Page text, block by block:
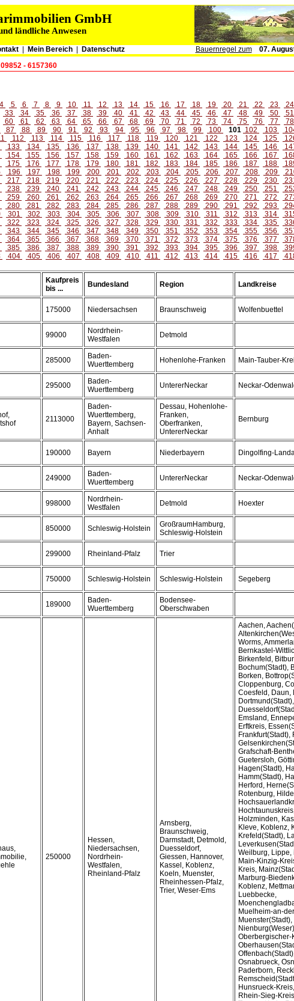
GmbH
ländliche Anwesen
| Mein Bereich Datenschutz Bauernregel zum
07.
- 6157360
4 5 6 7 8 9 10 11 12 13 14 15 16 17 18 19 20 21 22 23 24
33 34 35 36 37 38 39 40 41 42 43 44 45 46 47 48 49 50 51
60 61 62 63 64 65 66 67 68 69 70 71 72 73 74 75 76 77 78
87 88 89 90 91 92 93 94 95 96 97 98 99 100 101 102 103
112 113 114 115 116 117 118 119 120 121 122 123 124 125
133 134 135 136 137 138 139 140 141 142 143 144 145 146
154 155 156 157 158 159 160 161 162 163 164 165 166 167
175 176 177 178 179 180 181 182 183 184 185 186 187 188
196 197 198 199 200 201 202 203 204 205 206 207 208 209
217 218 219 220 221 222 223 224 225 226 227 228 229 230
238 239 240 241 242 243 244 245 246 247 248 249 250 251
259 260 261 262 263 264 265 266 267 268 269 270 271 272
280 281 282 283 284 285 286 287 288 289 290 291 292 293
301 302 303 304 305 306 307 308 309 310 311 312 313 314
322 323 324 325 326 327 328 329 330 331 332 333 334 335
343 344 345 346 347 348 349 350 351 352 353 354 355 356
364 365 366 367 368 369 370 371 372 373 374 375 376 377
385 386 387 388 389 390 391 392 393 394 395 396 397 398
404 405 406 407 408 409 410 411 412 413 414 415 416 417
Kaufpreis
bis ...
Bundesland Region Landkreise
175000 Niedersachsen Braunschweig Wolfenbuettel
99000
Nordrhein-
Westfalen
Detmold
285000
Baden-
Wuerttemberg
Hohenlohe-Franken Main-Tauber-
295000
Baden-
Wuerttemberg
UntererNeckar Neckar-
2113000
Baden-
Wuerttemberg,
Bayern, Sachsen-
Anhalt
Dessau, Hohenlohe-
Franken,
Oberfranken,
UntererNeckar
Bernburg
190000 Bayern Niederbayern Dingolfing-
249000
Baden-
Wuerttemberg
UntererNeckar Neckar-
998000
Nordrhein-
Westfalen
Detmold Hoexter
850000 Schleswig-Holstein
GroßraumHamburg,
Schleswig-Holstein
299000 Rheinland-Pfalz Trier
750000 Schleswig-Holstein Schleswig-Holstein Segeberg
189000
Baden-
Wuerttemberg
Bodensee-
Oberschwaben
250000
Hessen,
Niedersachsen,
Nordrhein-
Westfalen,
Rheinland-Pfalz
Arnsberg,
Braunschweig,
Darmstadt, Detmold,
Duesseldorf,
Giessen, Hannover,
Kassel, Koblenz,
Koeln, Muenster,
Rheinhessen-Pfalz,
Trier, Weser-Ems
Aachen,
Worms,
Bernkastel-
Birkenfeld,
Bochum(Stadt),
Borken,
Cloppenburg,
Coesfeld, Daun,
Emsland,
Erftkreis,
Frankfurt(Stadt),
Grafschaft-
Guetersloh,
Hagen(Stadt),
Hamm(Stadt),
Herford,
Rotenburg,
Holzminden,
Kleve, Koblenz,
Krefeld(Stadt),
Weilburg, Lippe,
Main-Kinzig-
Kreis,
Marburg-
Koblenz,
Luebbecke,
Muelheim-an-
Oberbergischer-
Osnabrueck,
Paderborn,
Hunsrueck-
Rhein-Sieg-